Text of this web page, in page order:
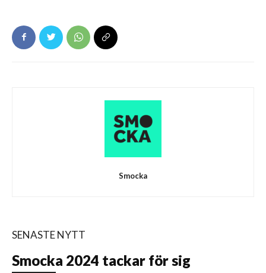
Smocka
SENASTE NYTT
Smocka 2024 tackar för sig